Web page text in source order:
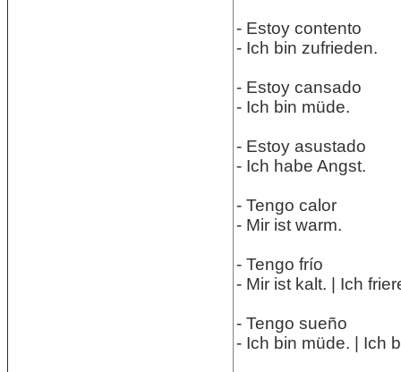
- Estoy contento
- Ich bin zufrieden.
- Estoy cansado
- Ich bin müde.
- Estoy asustado
- Ich habe Angst.
- Tengo calor
- Mir ist warm.
- Tengo frío
- Mir ist kalt. | Ich
- Tengo sueño
- Ich bin müde. | Ich